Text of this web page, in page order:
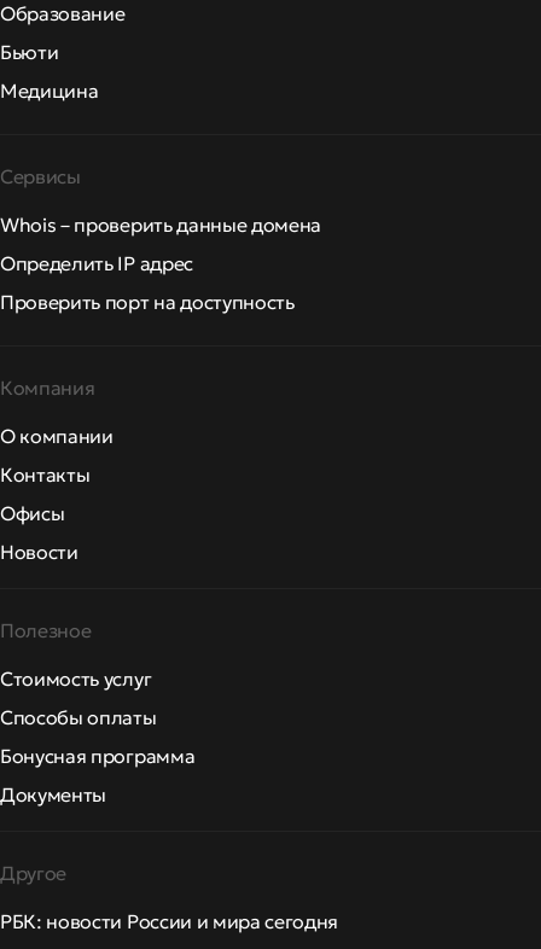
Образование
Бьюти
Медицина
Сервисы
Whois – проверить данные домена
Определить IP адрес
Проверить порт на доступность
Компания
О компании
Контакты
Офисы
Новости
Полезное
Стоимость услуг
Способы оплаты
Бонусная программа
Документы
Другое
РБК: новости России и мира сегодня